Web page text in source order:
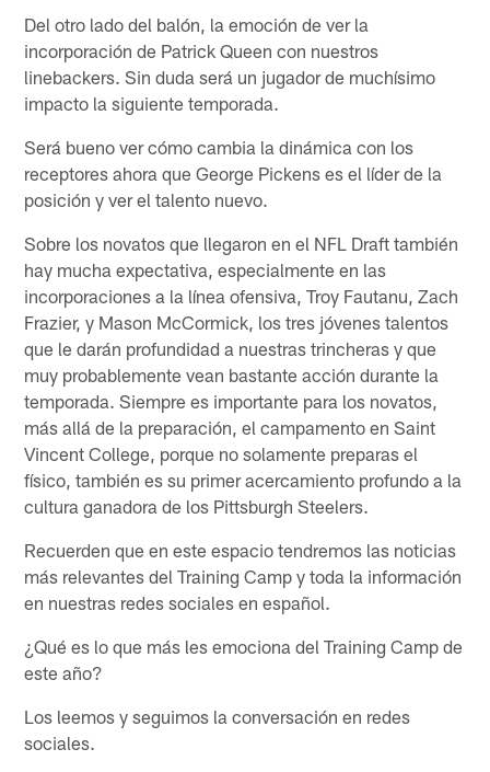
Del otro lado del balón, la emoción de ver la
incorporación de Patrick Queen con nuestros
linebackers. Sin duda será un jugador de muchísimo
impacto la siguiente temporada.
Será bueno ver cómo cambia la dinámica con los
receptores ahora que George Pickens es el líder de la
posición y ver el talento nuevo.
Sobre los novatos que llegaron en el NFL Draft también
hay mucha expectativa, especialmente en las
incorporaciones a la línea ofensiva, Troy Fautanu, Zach
Frazier, y Mason McCormick, los tres jóvenes talentos
que le darán profundidad a nuestras trincheras y que
muy probablemente vean bastante acción durante la
temporada. Siempre es importante para los novatos,
más allá de la preparación, el campamento en Saint
Vincent College, porque no solamente preparas el
físico, también es su primer acercamiento profundo a la
cultura ganadora de los Pittsburgh Steelers.
Recuerden que en este espacio tendremos las noticias
más relevantes del Training Camp y toda la información
en nuestras redes sociales en español.
¿Qué es lo que más les emociona del Training Camp de
este año?
Los leemos y seguimos la conversación en redes
sociales.